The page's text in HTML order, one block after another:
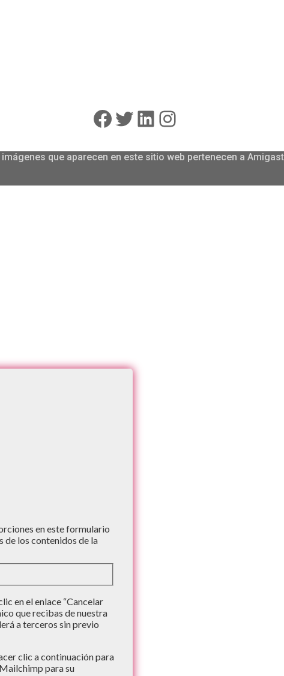
Facebook
Twitter
LinkedIn
Instagram
que aparecen en este sitio web pertenecen a
en este formulario
de los contenidos de la
en el enlace “Cancelar
que recibas de nuestra
a terceros sin previo
clic a continuación para
para su